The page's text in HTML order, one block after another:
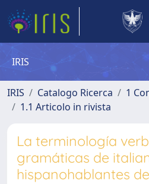
IRIS
IRIS Catalogo Ricerca
1
1.1 Articolo in rivista
La terminología
gramáticas de
hispanohablantes